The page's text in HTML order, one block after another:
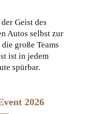
Geist des
Autos selbst zur
große Teams
ist in jedem
spürbar.
2026